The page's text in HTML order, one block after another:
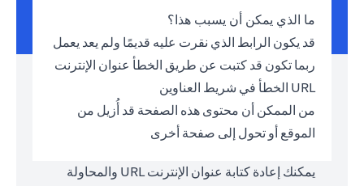
ما الذي يمكن أن يسبب هذا؟
قد يكون الرابط الذي نقرت عليه قديمًا ولم يعد يعمل
ربما تكون قد كتبت عن طريق الخطأ عنوان الإنترنت
URL الخطأ في شريط العناوين
من الممكن أن محتوى هذه الصفحة قد أُزيل من
الموقع أو تحول إلى صفحة أخرى
يمكنك إعادة كتابة عنوان الإنترنت URL والمحاولة